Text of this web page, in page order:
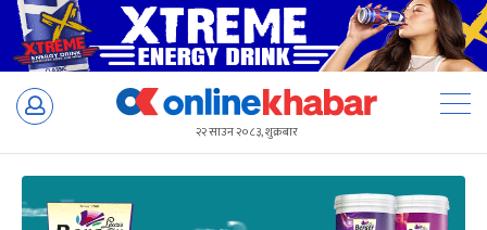
Skip
२२ साउन २०८३, शुक्रबार